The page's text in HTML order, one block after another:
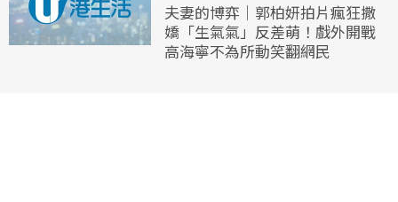
夫妻的博弈｜郭柏妍拍片瘋狂撒
嬌「生氣氣」反差萌！戲外開戰
高海寧不為所動笑翻網民